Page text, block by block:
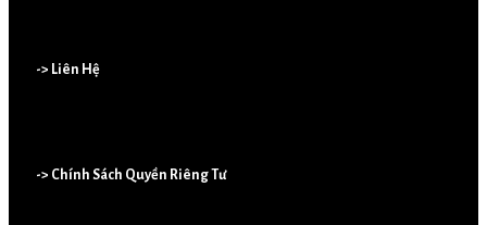
-> Liên Hệ
-> Chính Sách Quyền Riêng Tư